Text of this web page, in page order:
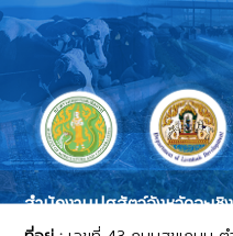
สำนักงานปศุสัตว์จังหวัดฉะเชิ